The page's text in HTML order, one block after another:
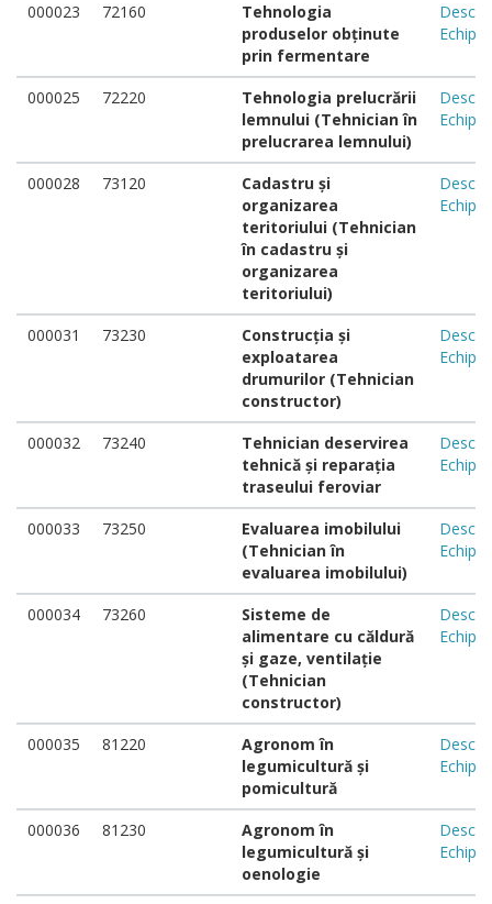
000023 72160
Tehnologia
produselor obținute
prin fermentare
000025 72220
Tehnologia prelucrării
lemnului (Tehnician în
prelucrarea lemnului)
000028 73120
Cadastru și
organizarea
teritoriului (Tehnician
în сadastru și
organizarea
teritoriului)
000031 73230
Construcția și
exploatarea
drumurilor (Tehnician
constructor)
000032 73240
Tehnician deservirea
tehnică şi reparaţia
traseului feroviar
000033 73250
Evaluarea imobilului
(Tehnician în
evaluarea imobilului)
000034 73260
Sisteme de
alimentare cu căldură
și gaze, ventilație
(Tehnician
constructor)
000035 81220
Agronom în
legumicultură și
pomicultură
000036 81230
Agronom în
legumicultură şi
oenologie